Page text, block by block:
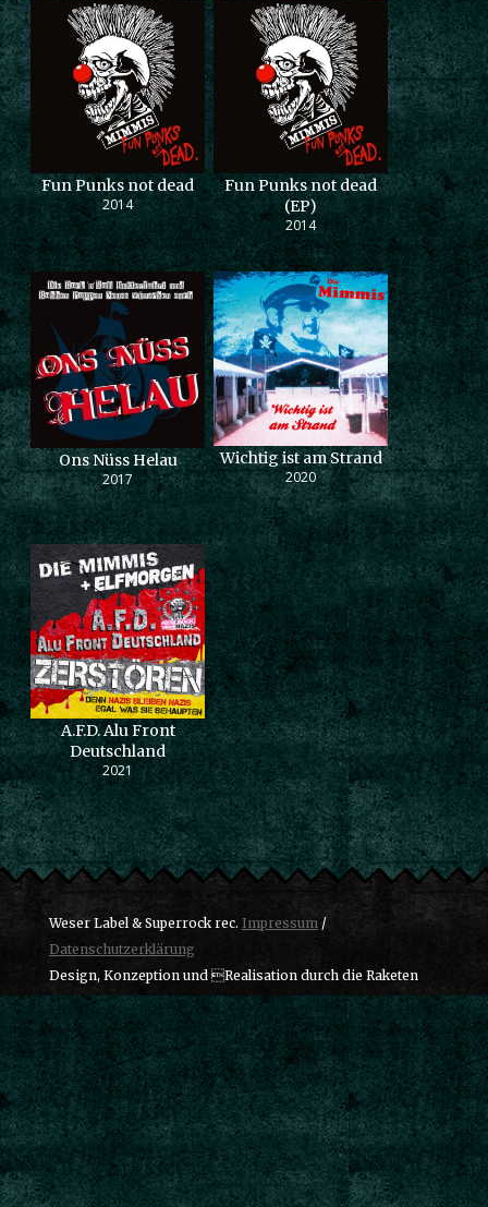
Fun Punks not dead
2014
Fun Punks not dead
(EP)
2014
Ons Nüss Helau
2017
Wichtig ist am Strand
2020
A.F.D. Alu Front
Deutschland
2021
Weser Label & Superrock rec. Impressum/
Datenschutzerklärung
Design, Konzeption und Realisation durch die Raketen